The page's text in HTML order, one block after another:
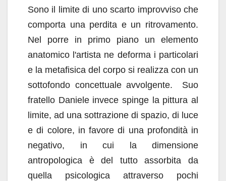
Sono il limite di uno scarto improvviso che
comporta una perdita e un ritrovamento.
Nel porre in primo piano un elemento
anatomico l'artista ne deforma i particolari
e la metafisica del corpo si realizza con un
sottofondo concettuale avvolgente. Suo
fratello Daniele invece spinge la pittura al
limite, ad una sottrazione di spazio, di luce
e di colore, in favore di una profondità in
negativo, in cui la dimensione
antropologica è del tutto assorbita da
quella psicologica attraverso pochi